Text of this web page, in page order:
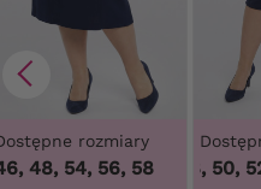
rozmiary
48, 54, 56, 5846, 48, 50,